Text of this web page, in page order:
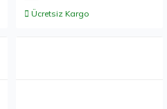
Ücretsiz Kargo